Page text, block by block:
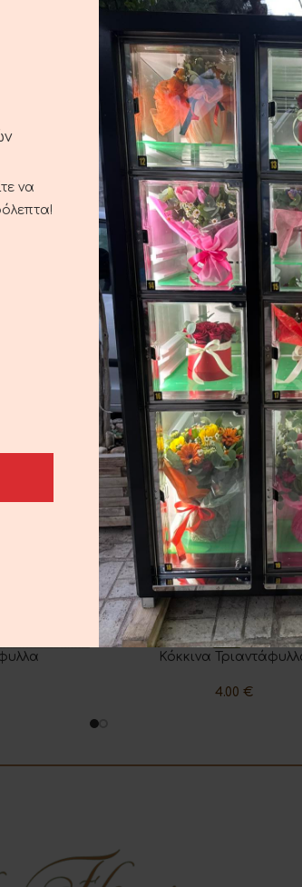
ΑΠΟΣΤΟΛΉ ΚΑΙ ΠΑΡΆΔΟΣΗ
ΠΡΟΣΘΉΚΗ ΣΤΟ ΚΑΛΆΘΙ
Κόκκινα
4.00 €
να